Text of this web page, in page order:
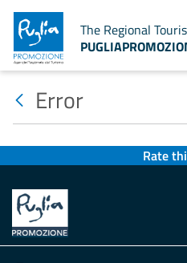
The Regional
Error
Rate